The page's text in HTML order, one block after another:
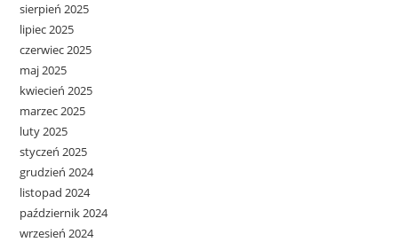
sierpień 2025
lipiec 2025
czerwiec 2025
maj 2025
kwiecień 2025
marzec 2025
luty 2025
styczeń 2025
grudzień 2024
listopad 2024
październik 2024
wrzesień 2024